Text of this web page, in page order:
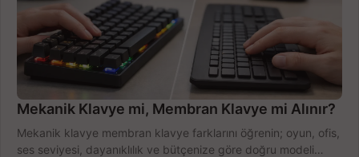
Mekanik Klavye mi, Membran Klavye mi Alınır?
Mekanik klavye membran klavye farklarını öğrenin; oyun, ofis,
ses seviyesi, dayanıklılık ve bütçenize göre doğru modeli